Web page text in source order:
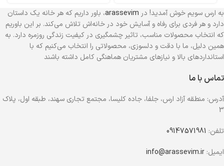
به ارس سویم خوش آمدید! در arassevim، باور داریم که هر خانه یک داستان
دارد و هر فردی برای رفاه و آسایش خود در خانه‌اش تلاش می‌کند. بر این باوریم
که انتخاب محصولات مناسب، تاثیر چشمگیری در کیفیت زندگی روزمره دارد. به
همین دلیل، ما با دقت و دلسوزی، محصولاتی را انتخاب می‌کنیم که با
استانداردهای بالا و نیازهای مشتریان هماهنگی کامل داشته باشند
تماس با ما
آدرس: منطقه آزاد ارس، جلفا، جاده کلیسا، مجتمع تجاری سهند، طبقه اول، پلاک
3
تلفن: 09147571981
ایمیل: info@arassevim.ir